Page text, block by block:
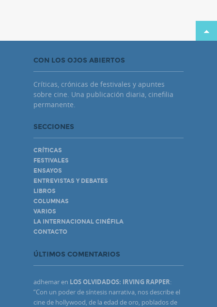
CON LOS OJOS ABIERTOS
Críticas, crónicas de festivales y apuntes
sobre cine. Una publicación diaria, cinefilia
permanente.
SECCIONES
CRÍTICAS
FESTIVALES
ENSAYOS
ENTREVISTAS Y DEBATES
LIBROS
COLUMNAS
VARIOS
LA INTERNACIONAL CINÉFILA
CONTACTO
ÚLTIMOS COMENTARIOS
adhemar en LOS OLVIDADOS: IRVING RAPPER:
“Con un poder de síntesis narrativa, nos describe el
cine de hollywood, de la edad de oro, poblados de